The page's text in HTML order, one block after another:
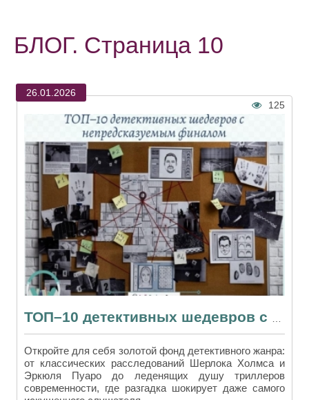
БЛОГ. Страница 10
26.01.2026
125
ТОП–10 детективных шедевров с непредсказуемым финалом
Откройте для себя золотой фонд детективного жанра:
от классических расследований Шерлока Холмса и
Эркюля Пуаро до леденящих душу триллеров
современности, где разгадка шокирует даже самого